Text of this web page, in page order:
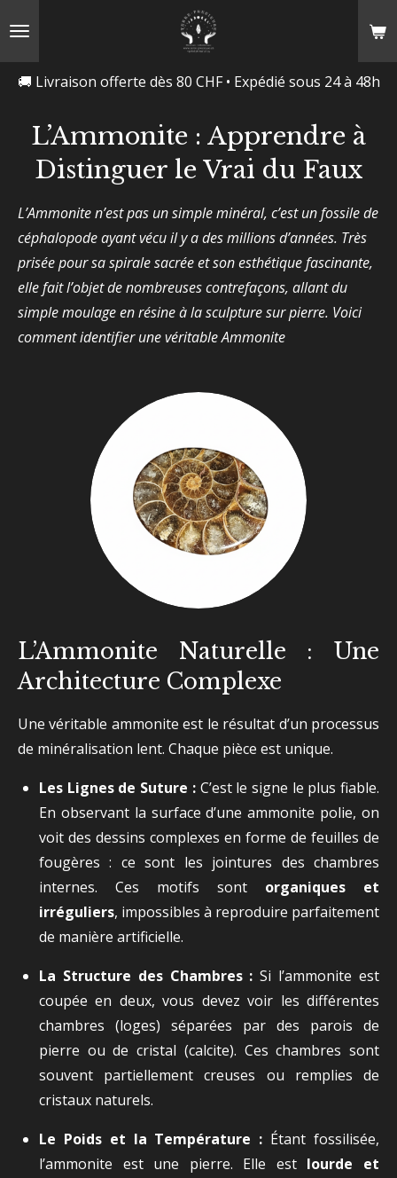
🚚 Livraison offerte dès 80 CHF • Expédié sous 24 à 48h
L’Ammonite : Apprendre à
Distinguer le Vrai du Faux
L’Ammonite n’est pas un simple minéral, c’est un fossile de
céphalopode ayant vécu il y a des millions d’années. Très
prisée pour sa spirale sacrée et son esthétique fascinante,
elle fait l’objet de nombreuses contrefaçons, allant du
simple moulage en résine à la sculpture sur pierre. Voici
comment identifier une véritable Ammonite
L’Ammonite Naturelle : Une
Architecture Complexe
Une véritable ammonite est le résultat d’un processus
de minéralisation lent. Chaque pièce est unique.
Les Lignes de Suture :C’est le signe le plus fiable.
En observant la surface d’une ammonite polie, on
voit des dessins complexes en forme de feuilles de
fougères : ce sont les jointures des chambres
internes. Ces motifs sont organiques et
irréguliers, impossibles à reproduire parfaitement
de manière artificielle.
La Structure des Chambres : Si l’ammonite est
coupée en deux, vous devez voir les différentes
chambres (loges) séparées par des parois de
pierre ou de cristal (calcite). Ces chambres sont
souvent partiellement creuses ou remplies de
cristaux naturels.
Le Poids et la Température : Étant fossilisée,
l’ammonite est une pierre. Elle est lourde et